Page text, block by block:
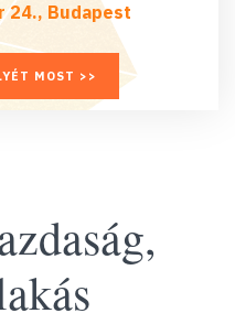
24., Budapest
MOST >>